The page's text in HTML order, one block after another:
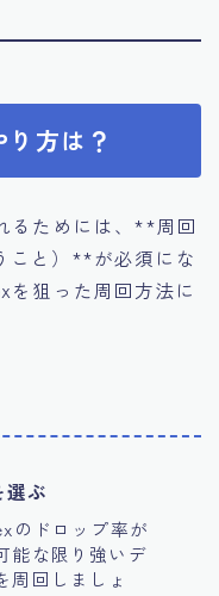
方は？
るためには、**周回
こと）**が必須にな
を狙った周回方法に
ぶ
のドロップ率が
能な限り強いデ
周回しましょ